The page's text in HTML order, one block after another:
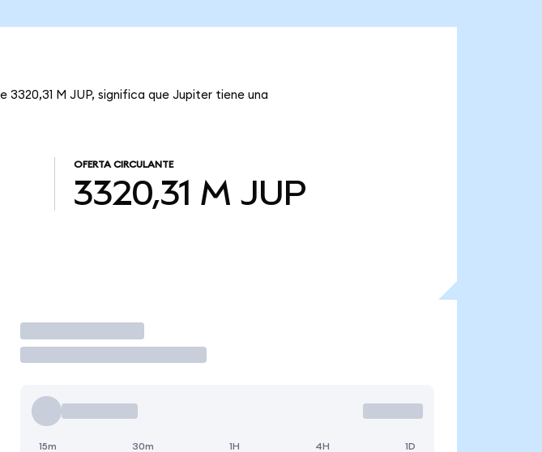
3320,31 M JUP, significa que Jupiter tiene una
OFERTA CIRCULANTE
3320,31 M JUP
Operar
15m 30m 1H 4H 1D